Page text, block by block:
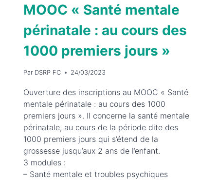
BESANÇON
MOOC « Santé mentale
périnatale : au cours des
1000 premiers jours »
Par DSRP FC 24/03/2023
Ouverture des inscriptions au MOOC « Santé
mentale périnatale : au cours des 1000
premiers jours ». Il concerne la santé mentale
périnatale, au cours de la période dite des
1000 premiers jours qui s’étend de la
grossesse jusqu’aux 2 ans de l’enfant.
3 modules :
– Santé mentale et troubles psychiques